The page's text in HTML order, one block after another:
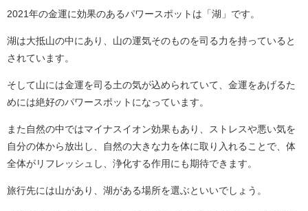
2021年の金運に効果のあるパワースポットは「湖」です。
湖は大抵山の中にあり、山の運気そのものを司る力を持っていると
されています。
そして山には金運を司る土の気が込められていて、金運をあげるた
めには絶好のパワースポットになっています。
また自然の中ではマイナスイオン効果もあり、ストレスや悪い気を
自分の体から放出し、自然の大きな力を体に取り入れることで、体
全体がリフレッシュし、浄化する作用にも期待できます。
旅行先には山があり、湖がある場所を選ぶといいでしょう。